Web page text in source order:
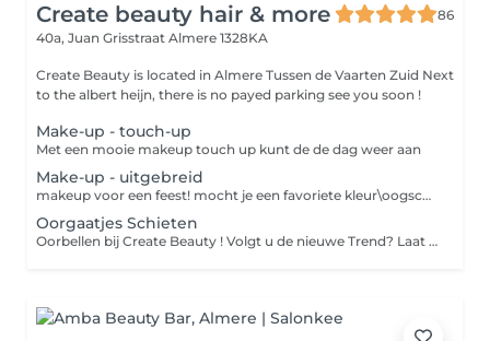
Create beauty hair & more
86
40a, Juan Grisstraat Almere 1328KA
Create Beauty is located in Almere Tussen de Vaarten Zuid Next
to the albert heijn, there is no payed parking see you soon !
Make-up - touch-up
Met een mooie makeup touch up kunt de de dag weer aan
Make-up - uitgebreid
makeup voor een feest! mocht je een favoriete kleur\oogschaduw\lippenstift hebeben? neem deze dan vooral mee ! Binnenkort stappen wij over naar het makeup merk Makeup Studio BAIMS We hebben formules gemaakt die rijk zijn aan pure oliën met dezelfde eigenschappen als de planten die in de natuur te vinden zijn. Door onze huid te voeden met de voedingsproducten van de make-uplijn BAIMS Natural Makeup die gemaakt is van biologische ingrediënten en grondstoffen die 100% van natuurlijke oorsprong zijn, dragen we bij aan onze gezondheid en op de lange termijn verkrijgen we een veel mooiere en gerevitaliseerde huid.
Oorgaatjes Schieten
Oorbellen bij Create Beauty ! Volgt u de nieuwe Trend? Laat dan oorbellen schieten\zetten in uw oor ! meerdere in hetzelfde oor is mogelijk vanaf 6 jaar / onder de 16 met begeleiding 29,50 per paar incl oorbellen en verzorging. Keuze uit chirurgische stalen balletjes of met steentje , ook goud kleurig mogelijk !